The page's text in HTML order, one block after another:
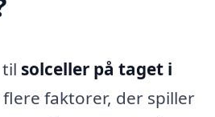
solceller på taget i
faktorer, der spiller